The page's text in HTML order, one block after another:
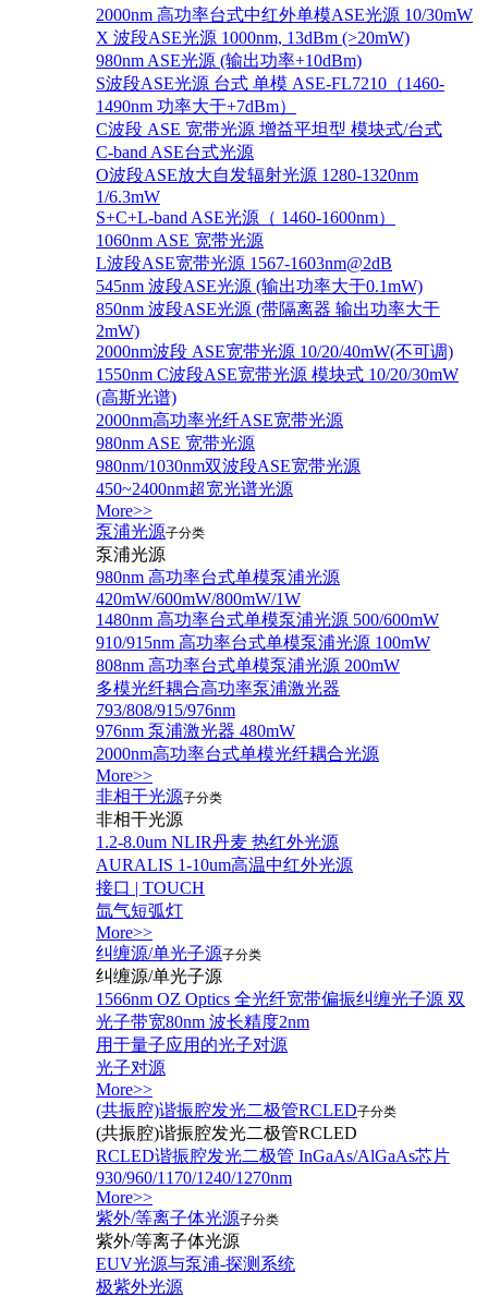
2000nm 高功率台式中红外单模ASE光源 10/30mW
X 波段ASE光源 1000nm, 13dBm (>20mW)
980nm ASE光源 (输出功率+10dBm)
S波段ASE光源 台式 单模 ASE-FL7210（1460-
1490nm 功率大于+7dBm）
C波段 ASE 宽带光源 增益平坦型 模块式/台式
C-band ASE台式光源
O波段ASE放大自发辐射光源 1280-1320nm
1/6.3mW
S+C+L-band ASE光源（ 1460-1600nm）
1060nm ASE 宽带光源
L波段ASE宽带光源 1567-1603nm@2dB
545nm 波段ASE光源 (输出功率大于0.1mW)
850nm 波段ASE光源 (带隔离器 输出功率大于
2mW)
2000nm波段 ASE宽带光源 10/20/40mW(不可调)
1550nm C波段ASE宽带光源 模块式 10/20/30mW
(高斯光谱)
2000nm高功率光纤ASE宽带光源
980nm ASE 宽带光源
980nm/1030nm双波段ASE宽带光源
450~2400nm超宽光谱光源
More>>
泵浦光源子分类
泵浦光源
980nm 高功率台式单模泵浦光源
420mW/600mW/800mW/1W
1480nm 高功率台式单模泵浦光源 500/600mW
910/915nm 高功率台式单模泵浦光源 100mW
808nm 高功率台式单模泵浦光源 200mW
多模光纤耦合高功率泵浦激光器
793/808/915/976nm
976nm 泵浦激光器 480mW
2000nm高功率台式单模光纤耦合光源
More>>
非相干光源子分类
非相干光源
1.2-8.0um NLIR丹麦 热红外光源
AURALIS 1-10um高温中红外光源
接口 | TOUCH
氙气短弧灯
More>>
纠缠源/单光子源子分类
纠缠源/单光子源
1566nm OZ Optics 全光纤宽带偏振纠缠光子源 双
光子带宽80nm 波长精度2nm
用于量子应用的光子对源
光子对源
More>>
(共振腔)谐振腔发光二极管RCLED子分类
(共振腔)谐振腔发光二极管RCLED
RCLED谐振腔发光二极管 InGaAs/AlGaAs芯片
930/960/1170/1240/1270nm
More>>
紫外/等离子体光源子分类
紫外/等离子体光源
EUV光源与泵浦-探测系统
极紫外光源